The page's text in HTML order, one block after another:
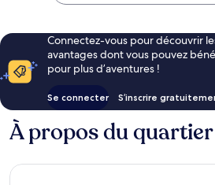
Connectez-vous pour découvrir
avantages dont vous pouvez
pour plus d’aventures !
Se connecter S’inscrire
À propos du quartier